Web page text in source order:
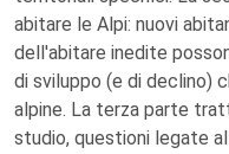
abitare le Alpi: nuovi
dell'abitare inedite
di sviluppo (e di declino)
alpine. La terza parte
studio, questioni legate